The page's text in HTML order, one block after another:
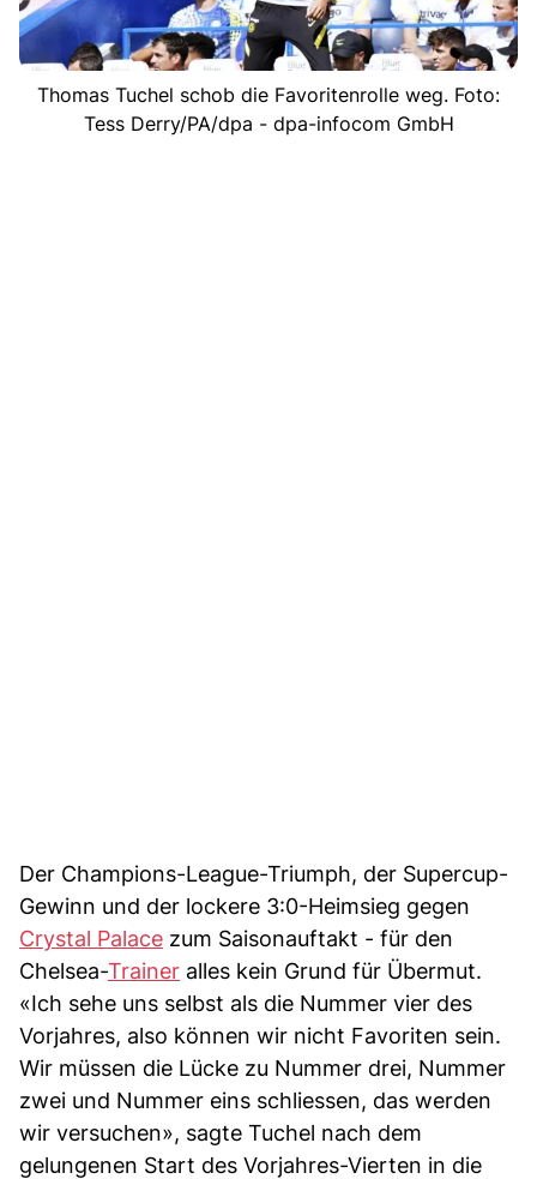
Thomas Tuchel schob die Favoritenrolle weg. Foto:
Tess Derry/PA/dpa - dpa-infocom GmbH
Der Champions-League-Triumph, der Supercup-
Gewinn und der lockere 3:0-Heimsieg gegen
Crystal Palace zum Saisonauftakt - für den
Chelsea-Trainer alles kein Grund für Übermut.
«Ich sehe uns selbst als die Nummer vier des
Vorjahres, also können wir nicht Favoriten sein.
Wir müssen die Lücke zu Nummer drei, Nummer
zwei und Nummer eins schliessen, das werden
wir versuchen», sagte Tuchel nach dem
gelungenen Start des Vorjahres-Vierten in die